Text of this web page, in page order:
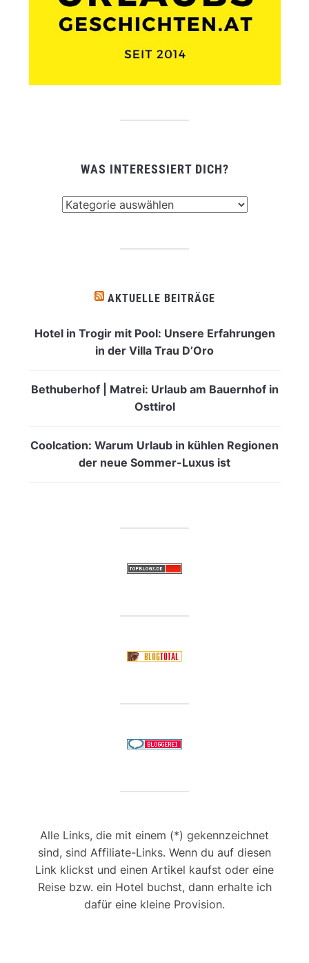
WAS INTERESSIERT DICH?
AKTUELLE BEITRÄGE
Hotel in Trogir mit Pool: Unsere Erfahrungen
in der Villa Trau D’Oro
Bethuberhof | Matrei: Urlaub am Bauernhof in
Osttirol
Coolcation: Warum Urlaub in kühlen Regionen
der neue Sommer-Luxus ist
Alle Links, die mit einem (*) gekennzeichnet
sind, sind Affiliate-Links. Wenn du auf diesen
Link klickst und einen Artikel kaufst oder eine
Reise bzw. ein Hotel buchst, dann erhalte ich
dafür eine kleine Provision.